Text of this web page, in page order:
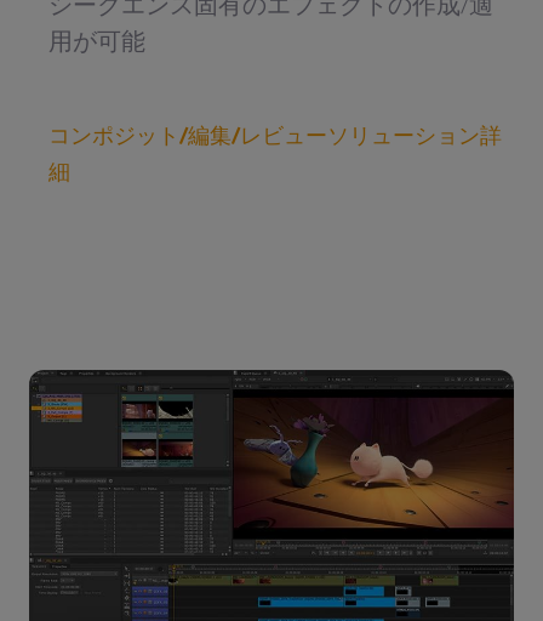
用が可能
コンポジット/編集/レビューソリューション詳
細